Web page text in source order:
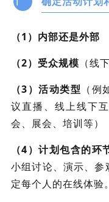
（1）内部还是外部
（2）受众规模 （线
（3）活动类型 （
议直播、线上线下
会、展会、培训等）
（4）计划包含的环
小组讨论、演示、参
定每个人的在线体验。